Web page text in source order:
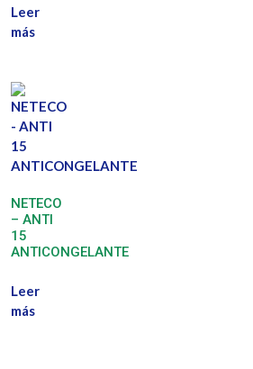
Leer
más
NETECO
– ANTI
15
ANTICONGELANTE
Leer
más